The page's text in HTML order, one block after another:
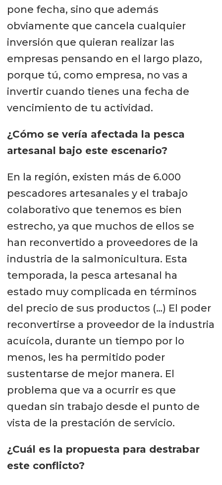
pone fecha, sino que además
obviamente que cancela cualquier
inversión que quieran realizar las
empresas pensando en el largo plazo,
porque tú, como empresa, no vas a
invertir cuando tienes una fecha de
vencimiento de tu actividad.
¿Cómo se vería afectada la pesca
artesanal bajo este escenario?
En la región, existen más de 6.000
pescadores artesanales y el trabajo
colaborativo que tenemos es bien
estrecho, ya que muchos de ellos se
han reconvertido a proveedores de la
industria de la salmonicultura. Esta
temporada, la pesca artesanal ha
estado muy complicada en términos
del precio de sus productos (…) El poder
reconvertirse a proveedor de la industria
acuícola, durante un tiempo por lo
menos, les ha permitido poder
sustentarse de mejor manera. El
problema que va a ocurrir es que
quedan sin trabajo desde el punto de
vista de la prestación de servicio.
¿Cuál es la propuesta para destrabar
este conflicto?